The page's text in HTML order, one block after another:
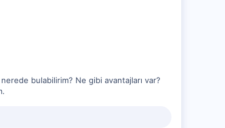
bulabilirim? Ne gibi avantajları var?